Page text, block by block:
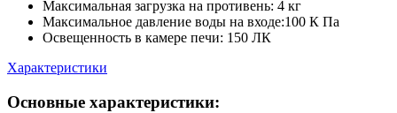
Максимальная загрузка на противень: 4 кг
Максимальное давление воды на входе:100 К Па
Освещенность в камере печи: 150 ЛК
Характеристики
Основные характеристики: